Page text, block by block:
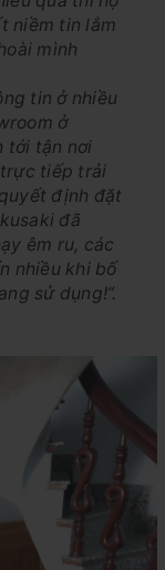
niềm tin lắm
mình
tin ở nhiều
ở
tới tận nơi
trực tiếp trải
định đặt
đã
êm ru, các
nhiều khi bố
sử dụng!”.